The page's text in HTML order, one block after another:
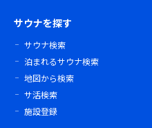
サウナを探す
サウナ検索
泊まれるサウナ検索
地図から検索
サ活検索
施設登録